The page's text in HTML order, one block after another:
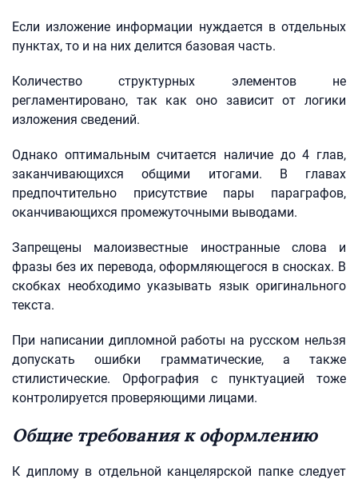
Если изложение информации нуждается в отдельных
пунктах, то и на них делится базовая часть.
Количество структурных элементов не
регламентировано, так как оно зависит от логики
изложения сведений.
Однако оптимальным считается наличие до 4 глав,
заканчивающихся общими итогами. В главах
предпочтительно присутствие пары параграфов,
оканчивающихся промежуточными выводами.
Запрещены малоизвестные иностранные слова и
фразы без их перевода, оформляющегося в сносках. В
скобках необходимо указывать язык оригинального
текста.
При написании дипломной работы на русском нельзя
допускать ошибки грамматические, а также
стилистические. Орфография с пунктуацией тоже
контролируется проверяющими лицами.
Общие требования к оформлению
К диплому в отдельной канцелярской папке следует